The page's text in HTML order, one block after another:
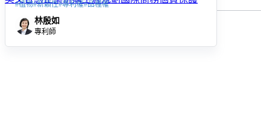
#植物#新穎性#專利權#品種權
林殷如
專利師